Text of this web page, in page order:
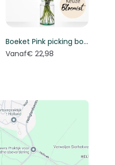
Boeket Pink picking bouquet - Florist's choice
Vanaf€ 22,98